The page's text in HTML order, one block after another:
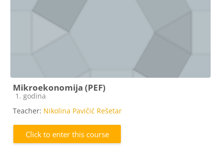
Mikroekonomija (PEF)
Course category
1. godina
Teacher: Nikolina Pavičić Rešetar
Click to enter this course